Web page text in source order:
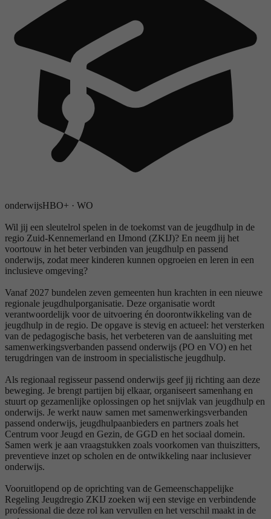
onderwijsHBO+ · WO
Wil jij een sleutelrol spelen in de toekomst van de jeugdhulp in de
regio Zuid-Kennemerland en IJmond (ZKIJ)? En neem jij het
voortouw in het beter verbinden van jeugdhulp en passend
onderwijs, zodat meer kinderen kunnen opgroeien en leren in een
inclusieve omgeving?
Vanaf 2027 bundelen zeven gemeenten hun krachten in een nieuwe
regionale jeugdhulporganisatie. Deze organisatie wordt
verantwoordelijk voor de uitvoering én doorontwikkeling van de
jeugdhulp in de regio. De opgave is stevig en actueel: het versterken
van de pedagogische basis, het verbeteren van de aansluiting met
samenwerkingsverbanden passend onderwijs (PO en VO) en het
terugdringen van de instroom in specialistische jeugdhulp.
Als regionaal regisseur passend onderwijs geef jij richting aan deze
beweging. Je brengt partijen bij elkaar, organiseert samenhang en
stuurt op gezamenlijke oplossingen op het snijvlak van jeugdhulp en
onderwijs. Je werkt nauw samen met samenwerkingsverbanden
passend onderwijs, jeugdhulpaanbieders en partners zoals het
Centrum voor Jeugd en Gezin, de GGD en het sociaal domein.
Samen werk je aan vraagstukken zoals voorkomen van thuiszitters,
preventieve inzet op scholen en de ontwikkeling naar inclusiever
onderwijs.
Vooruitlopend op de oprichting van de Gemeenschappelijke
Regeling Jeugdregio ZKIJ zoeken wij een stevige en verbindende
professional die deze rol kan vervullen en het verschil maakt in de